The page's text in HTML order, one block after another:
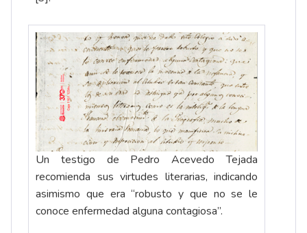
Un testigo de Pedro Acevedo Tejada
recomienda sus virtudes literarias, indicando
asimismo que era “robusto y que no se le
conoce enfermedad alguna contagiosa”.